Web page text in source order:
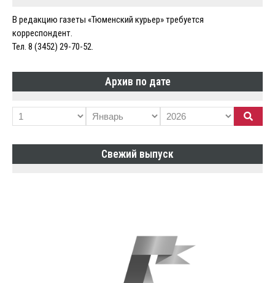
В редакцию газеты «Тюменский курьер» требуется
корреспондент.
Тел. 8 (3452) 29-70-52.
Архив по дате
Свежий выпуск